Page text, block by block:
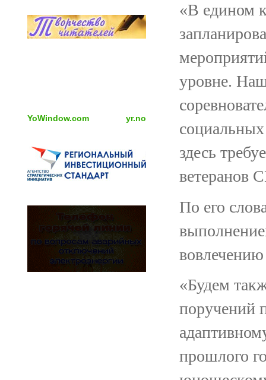
YoWindow.com yr.no
«В едином
уровне.
здесь
ветеранов
По его
«Будем
поручений
прошлого